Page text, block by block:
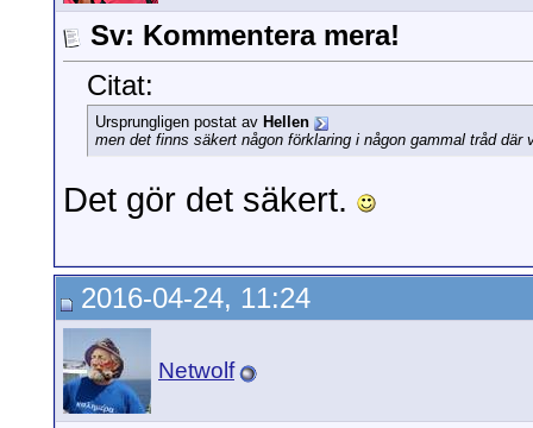
Sv: Kommentera mera!
Citat:
Ursprungligen postat av Hellen
men det finns säkert någon förklaring i någon gammal tråd där
Det gör det säkert.
2016-04-24, 11:24
Netwolf